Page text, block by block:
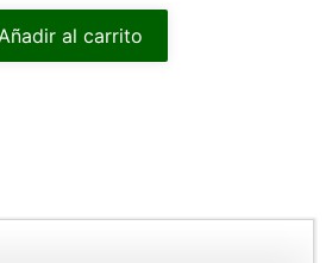
al carrito